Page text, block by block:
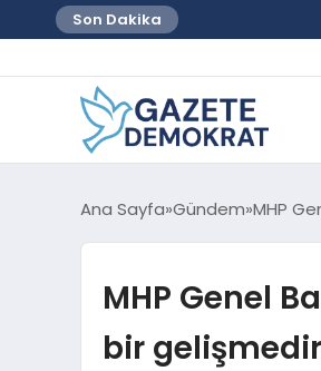
Son Dakika
Ana Sayfa Gündem MHP
MHP Genel
bir gelişmedir